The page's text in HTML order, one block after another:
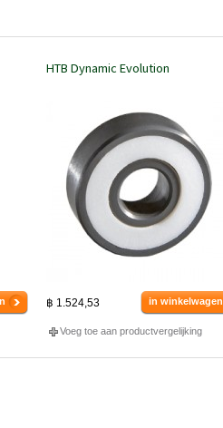
HTB Dynamic Evolution
฿ 1.524,53 in winkelwagen
Voeg toe aan productvergelijking